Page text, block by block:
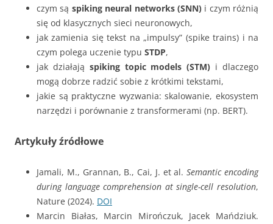
czym są spiking neural networks (SNN)i czym różnią
się od klasycznych sieci neuronowych,
jak zamienia się tekst na „impulsy” (spike trains) i na
czym polega uczenie typu STDP,
jak działają spiking topic models (STM) i dlaczego
mogą dobrze radzić sobie z krótkimi tekstami,
jakie są praktyczne wyzwania: skalowanie, ekosystem
narzędzi i porównanie z transformerami (np. BERT).
Artykuły źródłowe
Jamali, M., Grannan, B., Cai, J. et al.Semantic encoding
during language comprehension at single-cell resolution,
Nature (2024). DOI
Marcin Białas, Marcin Mirończuk, Jacek Mańdziuk.